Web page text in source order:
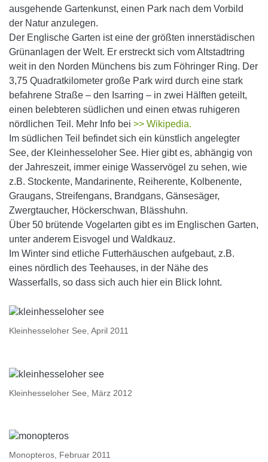
ausgehende Gartenkunst, einen Park nach dem Vorbild
der Natur anzulegen.
Der Englische Garten ist eine der größten innerstädischen
Grünanlagen der Welt. Er erstreckt sich vom Altstadtring
weit in den Norden Münchens bis zum Föhringer Ring. Der
3,75 Quadratkilometer große Park wird durch eine stark
befahrene Straße – den Isarring – in zwei Hälften geteilt,
einen belebteren südlichen und einen etwas ruhigeren
nördlichen Teil. Mehr Info bei >> Wikipedia.
Im südlichen Teil befindet sich ein künstlich angelegter
See, der Kleinhesseloher See. Hier gibt es, abhängig von
der Jahreszeit, immer einige Wasservögel zu sehen, wie
z.B. Stockente, Mandarinente, Reiherente, Kolbenente,
Graugans, Streifengans, Brandgans, Gänsesäger,
Zwergtaucher, Höckerschwan, Blässhuhn.
Über 50 brütende Vogelarten gibt es im Englischen Garten,
unter anderem Eisvogel und Waldkauz.
Im Winter sind etliche Futterhäuschen aufgebaut, z.B.
eines nördlich des Teehauses, in der Nähe des
Wasserfalls, so dass sich auch hier ein Blick lohnt.
Kleinhesseloher See, April 2011
Kleinhesseloher See, März 2012
Monopteros, Februar 2011